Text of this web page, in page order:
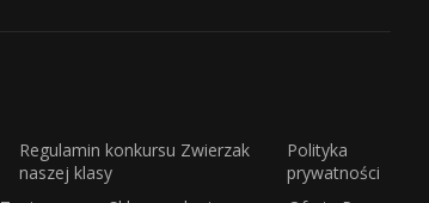
Regulamin konkursu Zwierzak
naszej klasy
Polityka
prywatności